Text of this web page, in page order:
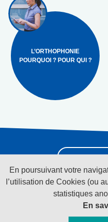
En poursuivant votre
l’utilisation de Cookies (ou
statistiques
En
L’ORTHOPHONIE
POURQUOI ? POUR QUI ?
Suivez-nous sur